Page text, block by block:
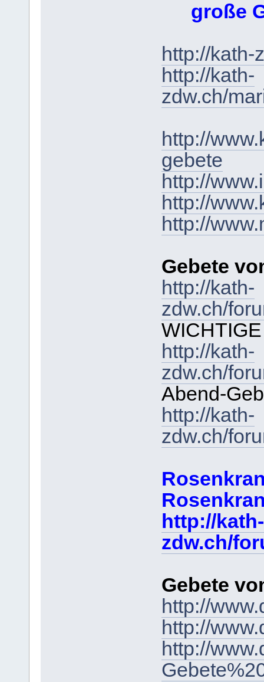
große
http://kath-
http://kath-
zdw.ch/
http://
gebete
http://
http://
http://
Gebete
http://kath-
zdw.ch/
http://kath-
zdw.ch/
Abend-
http://kath-
zdw.ch/
http://kath-
zdw.ch/
Gebete
http://
http://
http://